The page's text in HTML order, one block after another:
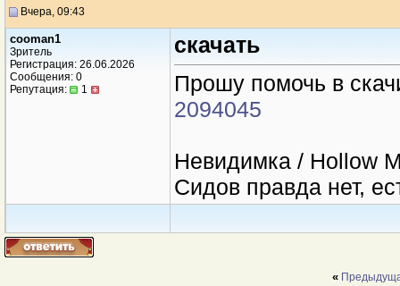
Вчера, 09:43
cooman1
Зритель
Регистрация: 26.06.2026
Сообщения: 0
Репутация:
1
скачать
Прошу помочь в
2094045
Невидимка / Hollow
Сидов правда нет,
«